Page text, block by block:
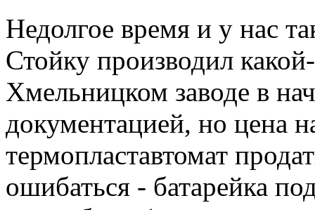
Недолгое время и у нас
Стойку производил
Хмельницком заводе в
документацией, но цена
термопластавтомат
ошибаться - батарейка